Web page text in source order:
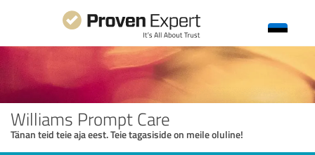
Williams Prompt Care
Tänan teid teie aja eest. Teie tagasiside on meile oluline!